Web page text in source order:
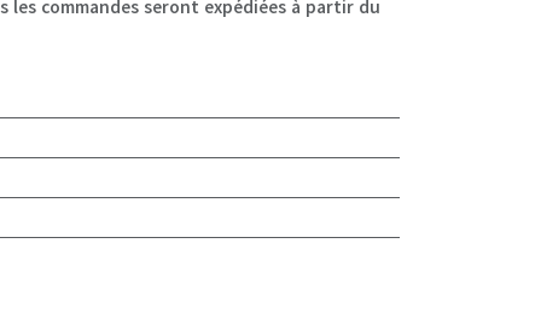
les commandes seront expédiées à partir du